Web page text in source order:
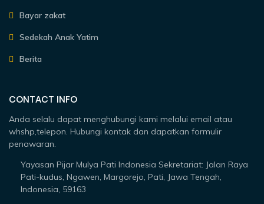
Bayar zakat
Sedekah Anak Yatim
Berita
CONTACT INFO
Anda selalu dapat menghubungi kami melalui email atau
whshp,telepon. Hubungi kontak dan dapatkan formulir
penawaran.
Yayasan Pijar Mulya Pati Indonesia Sekretariat: Jalan Raya
Pati-kudus, Ngawen, Margorejo, Pati, Jawa Tengah,
Indonesia, 59163